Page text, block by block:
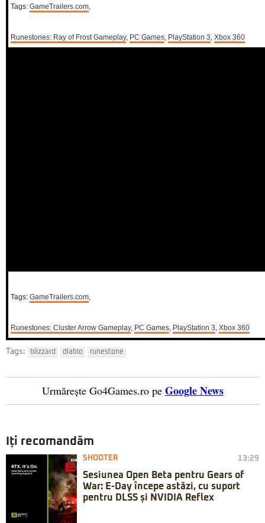
Tags: GameTrailers.com,
Runestones: Ray of Frost Gameplay, PC Games, PlayStation 3, Xbox 360
Tags: GameTrailers.com,
Runestones: Cluster Arrow Gameplay, PC Games, PlayStation 3, Xbox 360
Tags: blizzard diablo runestone
Urmărește Go4Games.ro pe Google News
Iți recomandăm
SHOOTER 13:29
Sesiunea Open Beta pentru Gears of
War: E-Day începe astăzi, cu suport
pentru DLSS și NVIDIA Reflex